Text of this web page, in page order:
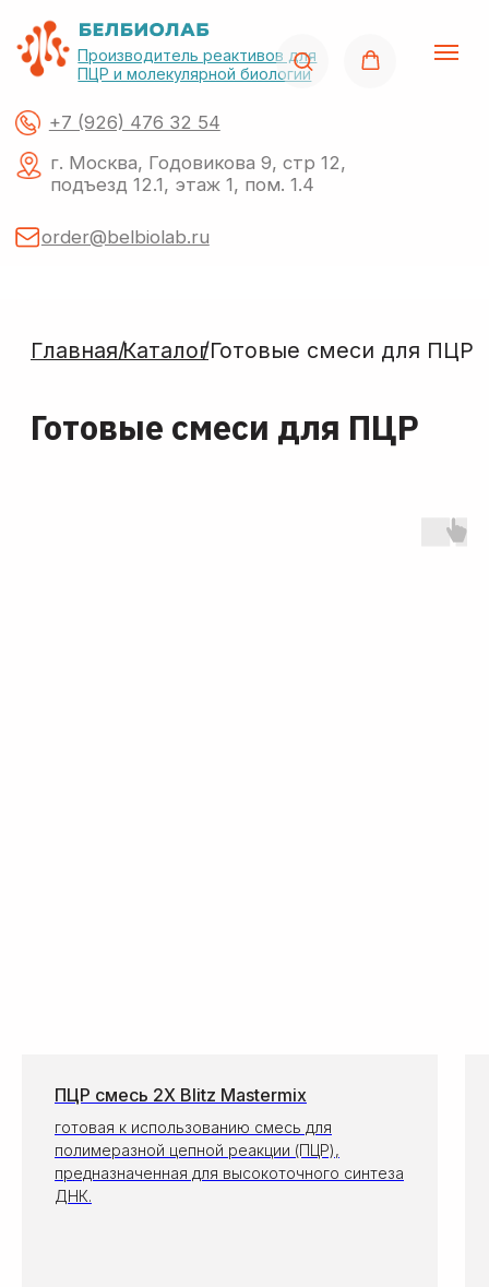
г. Москва, Годовикова 9, стр 12,
подъезд 12.1, этаж 1, пом. 1.4
+7 (926) 476 32 54
Производитель реактивов для
ПЦР и молекулярной биологии
order@belbiolab.ru
Поиск по сайту
Главная/Каталог/Готовые смеси для ПЦР
ПЦР смесь 2X Blitz Mastermix
готовая к использованию смесь для
полимеразной цепной реакции (ПЦР),
предназначенная для высокоточного синтеза
ДНК.